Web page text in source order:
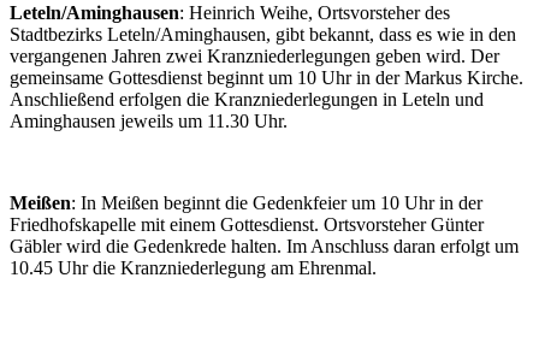
Leteln/Aminghausen: Heinrich Weihe, Ortsvorsteher des
Stadtbezirks Leteln/Aminghausen, gibt bekannt, dass es wie in den
vergangenen Jahren zwei Kranzniederlegungen geben wird. Der
gemeinsame Gottesdienst beginnt um 10 Uhr in der Markus Kirche.
Anschließend erfolgen die Kranzniederlegungen in Leteln und
Aminghausen jeweils um 11.30 Uhr.
Meißen: In Meißen beginnt die Gedenkfeier um 10 Uhr in der
Friedhofskapelle mit einem Gottesdienst. Ortsvorsteher Günter
Gäbler wird die Gedenkrede halten. Im Anschluss daran erfolgt um
10.45 Uhr die Kranzniederlegung am Ehrenmal.